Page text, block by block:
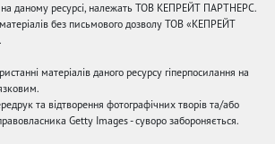
на даному ресурсі, належать ТОВ КЕПРЕЙТ ПАРТНЕРС.
без письмового дозволу ТОВ «КЕПРЕЙТ
матеріалів даного ресурсу гіперпосилання на
та відтворення фотографічних творів та/або
Getty Images - суворо забороняється.